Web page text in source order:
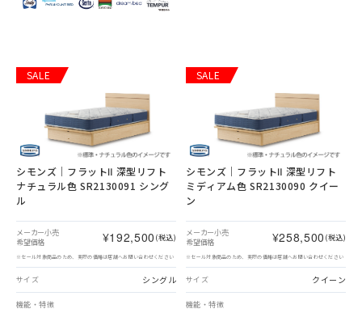
SALE
シモンズ｜フラットⅡ 深型リフト
ナチュラル色 SR2130091 シング
ル
メーカー小売
希望価格
¥192,500 (税込)
※セール対象商品のため、実際の価格は店舗へお問い合わせください
サイズ シングル
機能・特徴
SALE
シモンズ｜フラットⅡ 深型リフト
ミディアム色 SR2130090 クイー
ン
メーカー小売
希望価格
¥258,500 (税込)
※セール対象商品のため、実際の価格は店舗へお問い合わせください
サイズ クイーン
機能・特徴